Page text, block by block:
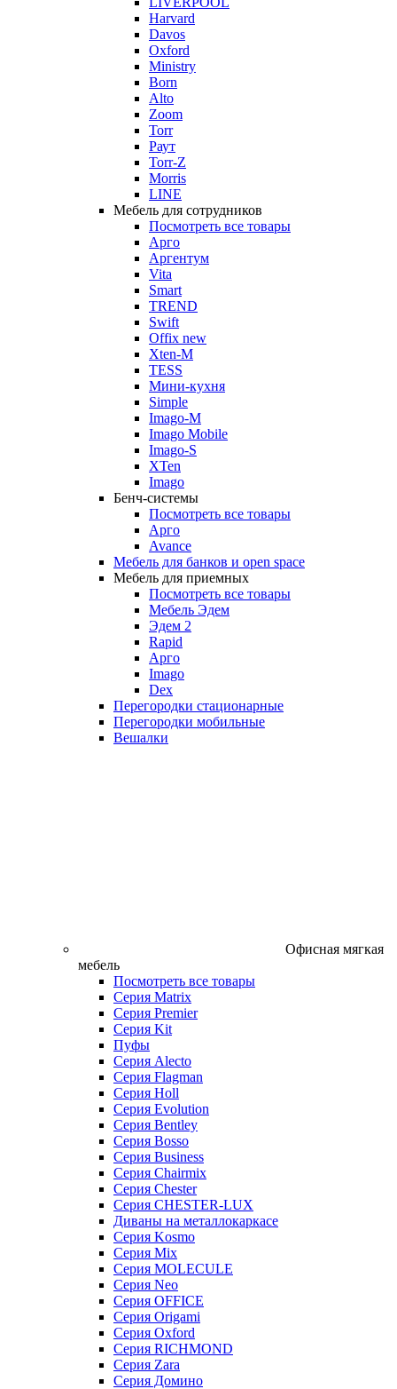
Harvard
Davos
Oxford
Ministry
Born
Alto
Zoom
Torr
Раут
Torr-Z
Morris
LINE
Мебель для сотрудников
Посмотреть все товары
Арго
Аргентум
Vita
Smart
TREND
Swift
Offix new
Xten-M
TESS
Мини-кухня
Simple
Imago-M
Imago Mobile
Imago-S
XTen
Imago
Бенч-системы
Посмотреть все товары
Арго
Avance
Мебель для банков и open space
Мебель для приемных
Посмотреть все товары
Мебель Эдем
Эдем 2
Rapid
Арго
Imago
Dex
Перегородки стационарные
Перегородки мобильные
Вешалки
Офисная мягкая
мебель
Посмотреть все товары
Серия Matrix
Серия Premier
Серия Kit
Пуфы
Серия Alecto
Серия Flagman
Серия Holl
Серия Evolution
Серия Bentley
Серия Bosso
Серия Business
Серия Chairmix
Серия Chester
Серия CHESTER-LUX
Диваны на металлокаркасе
Серия Kosmo
Серия Mix
Серия MOLECULE
Серия Neo
Серия OFFICE
Серия Origami
Серия Oxford
Серия RICHMOND
Серия Zara
Серия Домино